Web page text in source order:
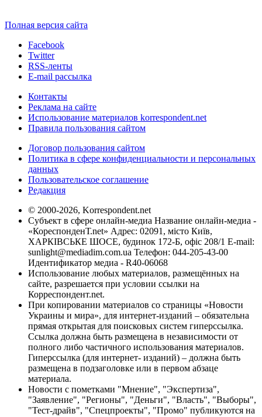
Полная версия сайта
Facebook
Twitter
RSS-ленты
E-mail рассылка
Контакты
Реклама на сайте
Использование материалов korrespondent.net
Правила пользования сайтом
Договор пользования сайтом
Политика в сфере конфиденциальности и персональных
данных
Пользовательское соглашение
Редакция
© 2000-2026, Korrespondent.net
Субъект в сфере онлайн-медиа Название онлайн-медиа -
«КореспонденТ.net» Адрес: 02091, місто Київ,
ХАРКІВСЬКЕ ШОСЕ, будинок 172-Б, офіс 208/1 E-mail:
sunlight@mediadim.com.ua Телефон: 044-205-43-00
Идентификатор медиа - R40-06068
Использование любых материалов, размещённых на
сайте, разрешается при условии ссылки на
Корреспондент.net.
При копировании материалов со страницы «Новости
Украины и мира», для интернет-изданий – обязательна
прямая открытая для поисковых систем гиперссылка.
Ссылка должна быть размещена в независимости от
полного либо частичного использования материалов.
Гиперссылка (для интернет- изданий) – должна быть
размещена в подзаголовке или в первом абзаце
материала.
Новости с пометками "Мнение", "Экспертиза",
"Заявление", "Регионы", "Деньги", "Власть", "Выборы",
"Тест-драйв", "Спецпроекты", "Промо" публикуются на